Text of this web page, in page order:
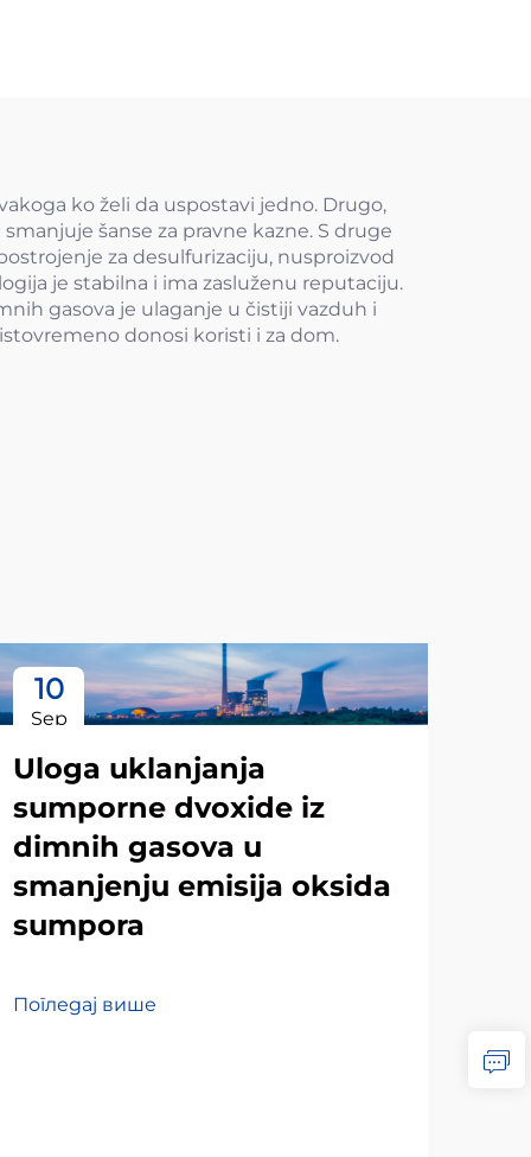
ko želi da uspostavi jedno. Drugo,
šanse za pravne kazne. S druge
za desulfurizaciju, nusproizvod
je stabilna i ima zasluženu reputaciju.
gasova je ulaganje u čistiji vazduh i
donosi koristi i za dom.
10
Sep
Uloga uklanjanja
sumporne dvoxide iz
dimnih gasova u
smanjenju emisija oksida
sumpora
Погледај више